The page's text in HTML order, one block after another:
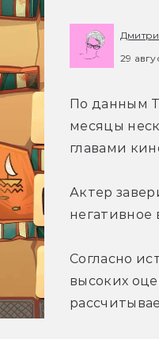
29
По данным
месяцы
главами
Актер
Согласно
высоких